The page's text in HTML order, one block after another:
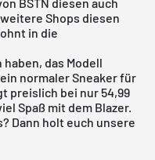
Shops diesen
in die
das Modell
normaler Sneaker für
preislich bei nur 54,99
Spaß mit dem Blazer.
Dann holt euch unsere